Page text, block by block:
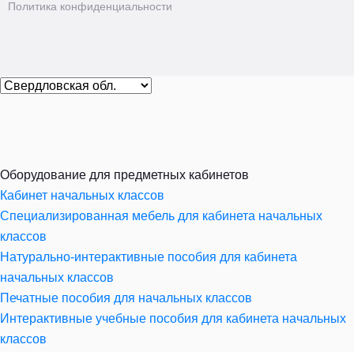
Политика конфиденциальности
Оборудование для предметных кабинетов
Кабинет начальных классов
Специализированная мебель для кабинета начальных
классов
Натурально-интерактивные пособия для кабинета
начальных классов
Печатные пособия для начальных классов
Интерактивные учебные пособия для кабинета начальных
классов